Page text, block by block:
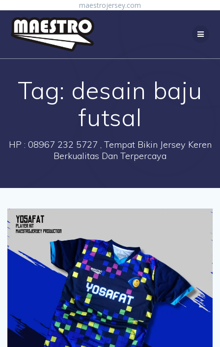
maestrojersey.com
Tag: desain baju
futsal
HP : 08967 232 5727 , Tempat Bikin Jersey Keren
Berkualitas Dan Terpercaya